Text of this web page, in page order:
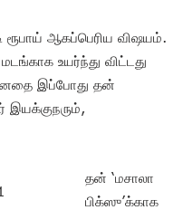
ஆகப்பெரிய விஷயம்.
உயர்ந்து விட்டது
இப்போது தன்
இயக்குநரும்,
தன் ‘மசாலா
பிக்ஸு’க்காக